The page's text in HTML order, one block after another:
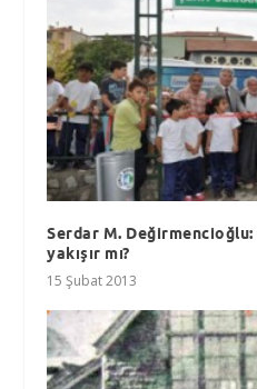
Serdar M. Değirmencioğlu:
yakışır mı?
15 Şubat 2013